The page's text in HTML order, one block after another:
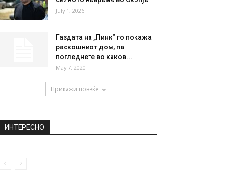
Црна среда: Починаа 47 лица,
а регистрирани се 627 нови
April 21, 2021
Германија лани потрошила
рекордни 23 милијарди евра